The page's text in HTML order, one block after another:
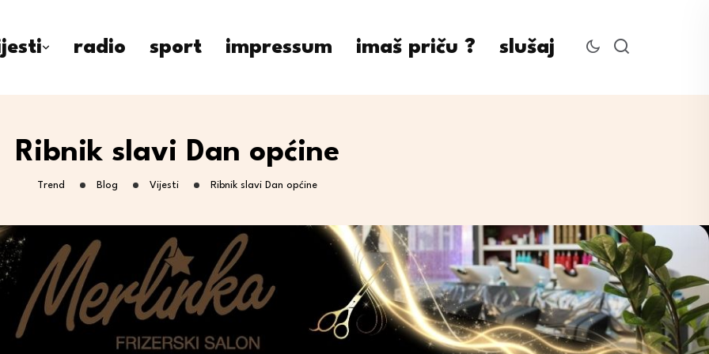
radio sport impressum imaš priču ? slušaj
Ribnik slavi Dan općine
Trend Blog Vijesti Ribnik slavi Dan općine